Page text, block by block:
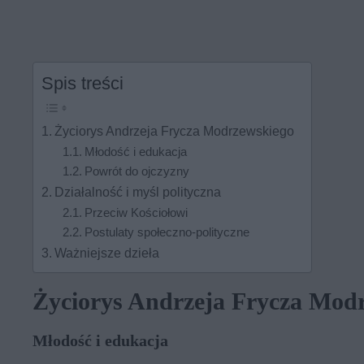
Spis treści
Życiorys Andrzeja Frycza Modrzewskiego
Młodość i edukacja
Powrót do ojczyzny
Działalność i myśl polityczna
Przeciw Kościołowi
Postulaty społeczno-polityczne
Ważniejsze dzieła
Życiorys Andrzeja Frycza
Młodość i edukacja